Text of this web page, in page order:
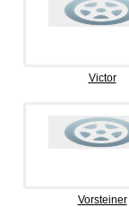
Victor
Vorsteiner